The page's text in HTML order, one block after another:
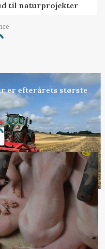
til naturprojekter
er efterårets største